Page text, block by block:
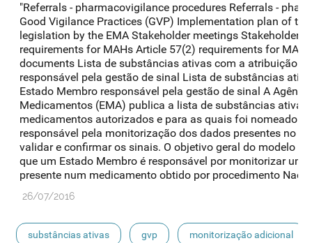
"Referrals - pharmacovigilance procedures Referrals -
Good Vigilance Practices (GVP) Implementation plan of
legislation by the EMA Stakeholder meetings Stakeholder
requirements for MAHs Article 57(2) requirements for
documents Lista de substâncias ativas com a atribuição
responsável pela gestão de sinal Lista de substâncias
Estado Membro responsável pela gestão de sinal A
Medicamentos (EMA) publica a lista de substâncias ativas
medicamentos autorizados e para as quais foi nomeado
responsável pela monitorização dos dados presentes no
validar e confirmar os sinais. O objetivo geral do modelo
que um Estado Membro é responsável por monitorizar
presente num medicamento obtido por procedimento
26/07/2016
substâncias ativas gvp monitorização adicional